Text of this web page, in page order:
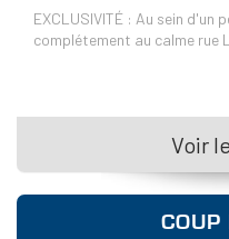
EXCLUSIVITÉ : Au sein d'un
complétement au calme rue
Voir
COUP